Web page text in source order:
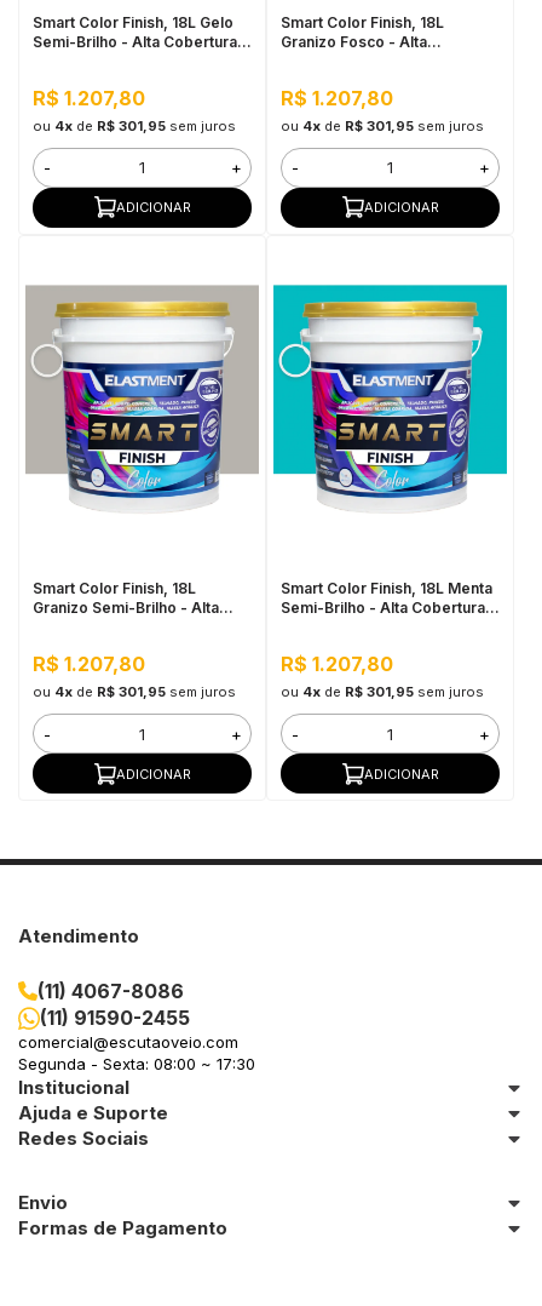
Smart Color Finish, 18L Gelo
Semi-Brilho - Alta Cobertura e
R$ 1.207,80
ou 4xde R$ 301,95 sem juros
- +
ADICIONAR
Smart Color Finish, 18L
Granizo Fosco - Alta
R$ 1.207,80
ou 4xde R$ 301,95 sem juros
- +
ADICIONAR
Smart Color Finish, 18L
Granizo Semi-Brilho - Alta
R$ 1.207,80
ou 4xde R$ 301,95 sem juros
- +
ADICIONAR
Smart Color Finish, 18L Menta
Semi-Brilho - Alta Cobertura e
R$ 1.207,80
ou 4xde R$ 301,95 sem juros
- +
ADICIONAR
Atendimento
(11) 4067-8086
(11) 91590-2455
comercial@escutaoveio.com
Segunda - Sexta: 08:00 ~ 17:30
Institucional
Ajuda e Suporte
Redes Sociais
Envio
Formas de Pagamento